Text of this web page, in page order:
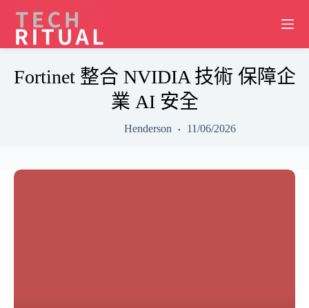
content
Fortinet 整合 NVIDIA 技術 保障企
業 AI 安全
Henderson 11/06/2026